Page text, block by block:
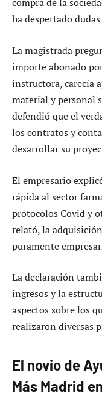
compra de la
ha despertado
La magistrada
importe abonado
instructora, carecía
material y personal
defendió que el
los contratos y
desarrollar su
El empresario
rápida al sector
protocolos Covid y
relató, la
puramente
La declaración
ingresos y la
aspectos sobre los
realizaron diversas
El novio de
Más Madrid